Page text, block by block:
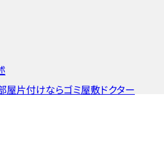
屋片付けならゴミ屋敷ドクター